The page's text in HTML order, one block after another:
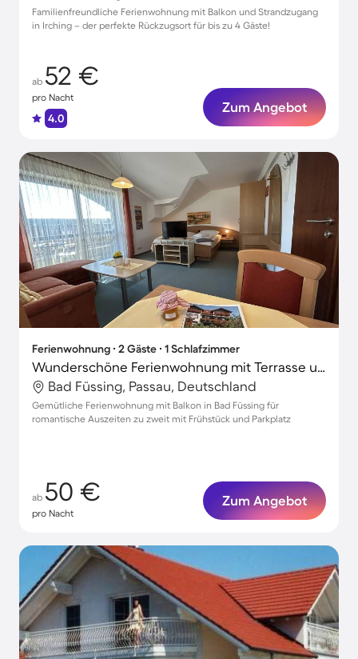
Familienfreundliche Ferienwohnung mit Balkon und Strandzugang
in Irching – der perfekte Rückzugsort für bis zu 4 Gäste!
ab 52 €
pro Nacht
4.0
Zum Angebot
Ferienwohnung ∙ 2 Gäste ∙ 1 Schlafzimmer
Wunderschöne Ferienwohnung mit Terrasse und Pool
Bad Füssing, Passau, Deutschland
Gemütliche Ferienwohnung mit Balkon in Bad Füssing für
romantische Auszeiten zu zweit mit Frühstück und Parkplatz
ab 50 €
pro Nacht
Zum Angebot